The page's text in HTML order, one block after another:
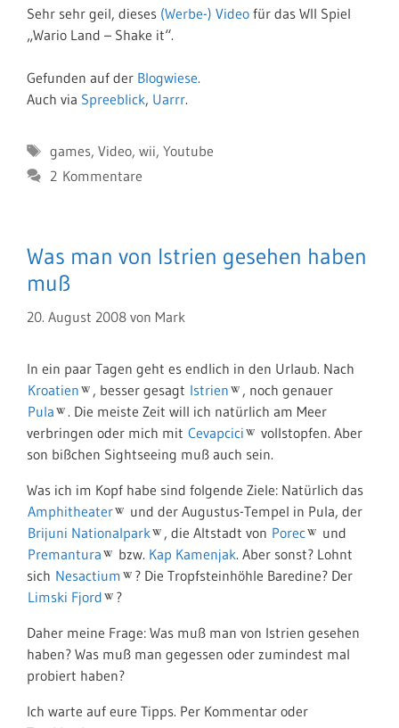
Sehr sehr geil, dieses (Werbe-) Video für das WII Spiel
„Wario Land – Shake it“.
Gefunden auf der Blogwiese.
Auch via Spreeblick, Uarrr.
Schlagwörter
games, Video, wii, Youtube
2 Kommentare
Was man von Istrien gesehen haben
muß
20. August 2008 von Mark
In ein paar Tagen geht es endlich in den Urlaub. Nach
Kroatien
, besser gesagt Istrien
, noch genauer
Pula
. Die meiste Zeit will ich natürlich am Meer
verbringen oder mich mit Cevapcici
vollstopfen. Aber
son bißchen Sightseeing muß auch sein.
Was ich im Kopf habe sind folgende Ziele: Natürlich das
Amphitheater
und der Augustus-Tempel in Pula, der
Brijuni Nationalpark
, die Altstadt von Porec
und
Premantura
bzw. Kap Kamenjak. Aber sonst? Lohnt
sich Nesactium
? Die Tropfsteinhöhle Baredine? Der
Limski Fjord
?
Daher meine Frage: Was muß man von Istrien gesehen
haben? Was muß man gegessen oder zumindest mal
probiert haben?
Ich warte auf eure Tipps. Per Kommentar oder